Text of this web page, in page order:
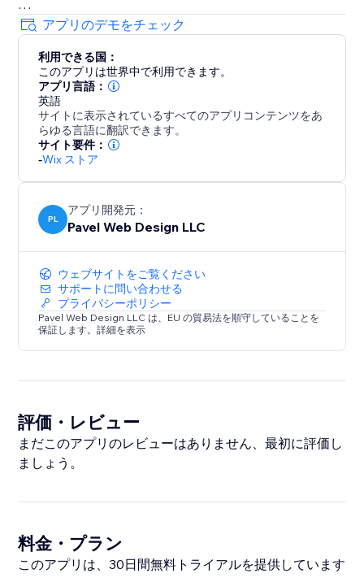
If you have discounted (negotiated) rates with UPS,
you can use your own UPS account number.
アプリのデモをチェック
利用できる国：
このアプリは世界中で利用できます。
アプリ言語：
英語
サイトに表示されているすべてのアプリコンテンツをあ
らゆる言語に翻訳できます。
サイト要件：
-Wix ストア
PL
アプリ開発元：
Pavel Web Design LLC
ウェブサイトをご覧ください
サポートに問い合わせる
プライバシーポリシー
Pavel Web Design LLC は、EU の貿易法を順守していることを
保証します。詳細を表示
評価・レビュー
まだこのアプリのレビューはありません、最初に評価し
ましょう。
料金・プラン
このアプリは、30日間無料トライアルを提供しています